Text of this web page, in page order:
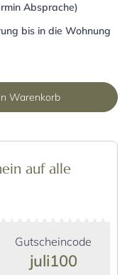
Absprache)
bis in die Wohnung
Warenkorb
auf alle
Gutscheincode
juli100